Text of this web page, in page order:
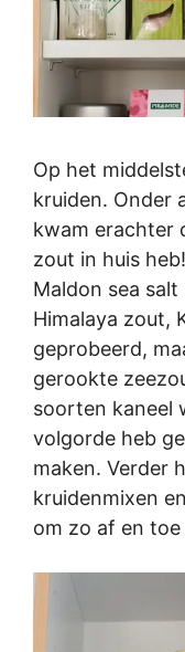
Op het
kruiden. Onder
kwam erachter
zout in huis
Maldon sea
Himalaya zout,
geprobeerd,
gerookte
soorten kaneel
volgorde heb
maken. Verder
kruidenmixen
om zo af en